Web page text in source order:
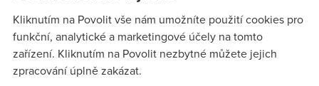
Anonym(23.9.2005 15:08:08)
Kliknutím na Povolit vše nám umožníte použití cookies pro
funkční, analytické a marketingové účely na tomto
zařízení. Kliknutím na Povolit nezbytné můžete jejich
zpracování úplně zakázat.